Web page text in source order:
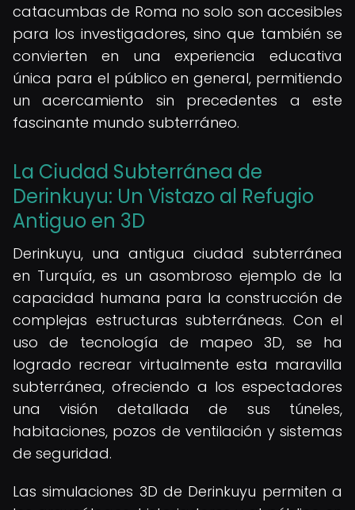
catacumbas de Roma no solo son accesibles
para los investigadores, sino que también se
convierten en una experiencia educativa
única para el público en general, permitiendo
un acercamiento sin precedentes a este
fascinante mundo subterráneo.
La Ciudad Subterránea de
Derinkuyu: Un Vistazo al Refugio
Antiguo en 3D
Derinkuyu, una antigua ciudad subterránea
en Turquía, es un asombroso ejemplo de la
capacidad humana para la construcción de
complejas estructuras subterráneas. Con el
uso de tecnología de mapeo 3D, se ha
logrado recrear virtualmente esta maravilla
subterránea, ofreciendo a los espectadores
una visión detallada de sus túneles,
habitaciones, pozos de ventilación y sistemas
de seguridad.
Las simulaciones 3D de Derinkuyu permiten a